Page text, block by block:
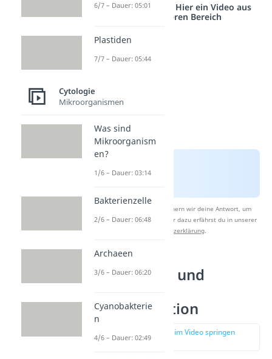
Studyflix vernetzt: Hier ein Video aus
einem anderen Bereich
Nach Beantwortung speichern wir deine Antwort, um
Studyflix zu verbessern. Mehr dazu erfährst du in unserer
Datenschutzerklärung
Angeborene und
Immunreaktion
zur Stelle im Video springen
(00:44)
6/7 – Dauer: 05:01
Plastiden
7/7 – Dauer: 05:44
Cytologie
Mikroorganismen
Was sind
Mikroorganism
en?
1/6 – Dauer: 03:14
Bakterienzelle
2/6 – Dauer: 06:48
Archaeen
3/6 – Dauer: 06:20
Cyanobakterie
n
4/6 – Dauer: 02:49